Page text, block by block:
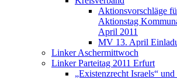
Aktionsvorschläge
Aktionstag
April 2011
MV 13. April
Linker Aschermittwoch
Linker Parteitag 2011 Erfurt
„Existenzrecht Israels“